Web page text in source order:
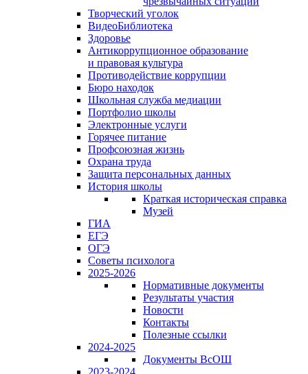
Творческий уголок
ВидеоБиблиотека
Здоровье
Антикоррупционное образование
и правовая культура
Противодействие коррупции
Бюро находок
Школьная служба медиации
Портфолио школы
Электронные услуги
Горячее питание
Профсоюзная жизнь
Охрана труда
Защита персональных данных
История школы
Краткая историческая справка
Музей
ГИА
ЕГЭ
ОГЭ
Советы психолога
2025-2026
Нормативные документы
Результаты участия
Новости
Контакты
Полезные ссылки
2024-2025
Документы ВсОШ
2023-2024